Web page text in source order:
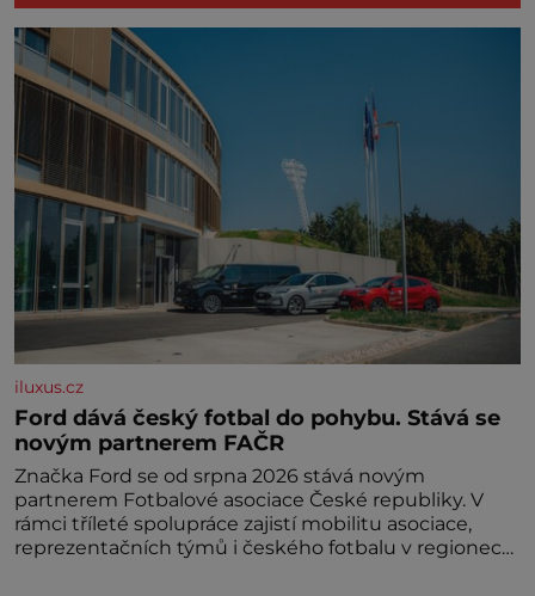
iluxus.cz
Ford dává český fotbal do pohybu. Stává se
novým partnerem FAČR
Značka Ford se od srpna 2026 stává novým
partnerem Fotbalové asociace České republiky. V
rámci tříleté spolupráce zajistí mobilitu asociace,
reprezentačních týmů i českého fotbalu v regionech.